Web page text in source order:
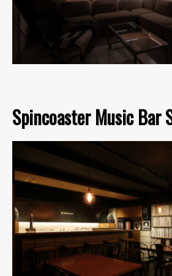
Spincoaster Music Bar